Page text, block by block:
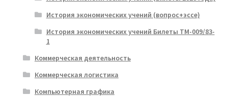
История экономических учений (вопрос+эссе)
История экономических учений Билеты ТМ-009/83-
1
Коммерческая деятельность
Коммерческая логистика
Компьютерная графика